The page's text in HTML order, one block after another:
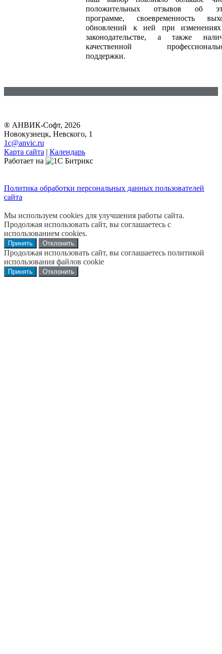
положительных отзывов об
программе, своевременность
обновлений к ней при
законодательстве, а также
качественной
поддержки.
® АНВИК-Софт, 2026
Новокузнецк, Невского, 1
1c@anvic.ru
Карта сайта | Календарь
Работает на
Политика обработки персональных данных пользователей
сайта
Мы используем cookies для улучшения работы сайта.
Продолжая использовать сайт, вы соглашаетесь с
использованием cookies.
Принять Отклонить
Продолжая использовать сайт, вы соглашаетесь политикой
использования файлов cookie
Принять Отклонить